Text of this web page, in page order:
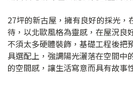
27坪的新古屋，擁有良好的採光，
待，以北歐風格為靈感，在屋況良
不須太多硬體裝飾，基礎工程後把
具選配上，強調陽光灑落在空間中
的空間感，讓生活寫意而具有故事